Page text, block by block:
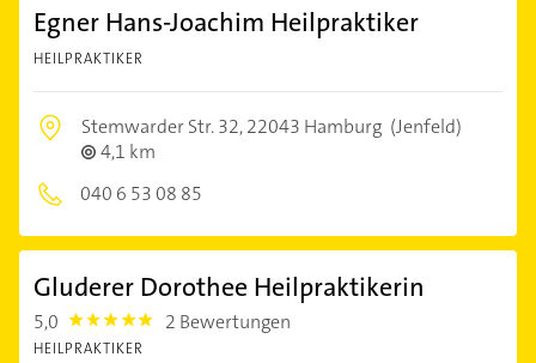
Egner Hans-Joachim Heilpraktiker
HEILPRAKTIKER
Stemwarder Str. 32,22043 Hamburg (Jenfeld)
4,1 km
040 6 53 08 85
Gluderer Dorothee Heilpraktikerin
5,0 5.0 2 Bewertungen
HEILPRAKTIKER